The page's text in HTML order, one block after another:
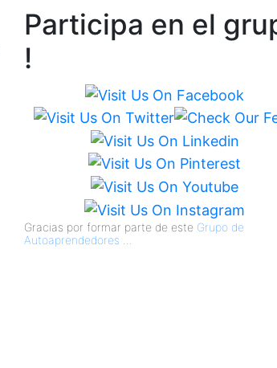
Participa en el
!
Gracias por formar parte de este Grupo de
Autoaprendedores